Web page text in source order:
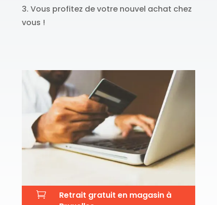
3. Vous profitez de votre nouvel achat chez
vous !

Retrait gratuit en magasin à